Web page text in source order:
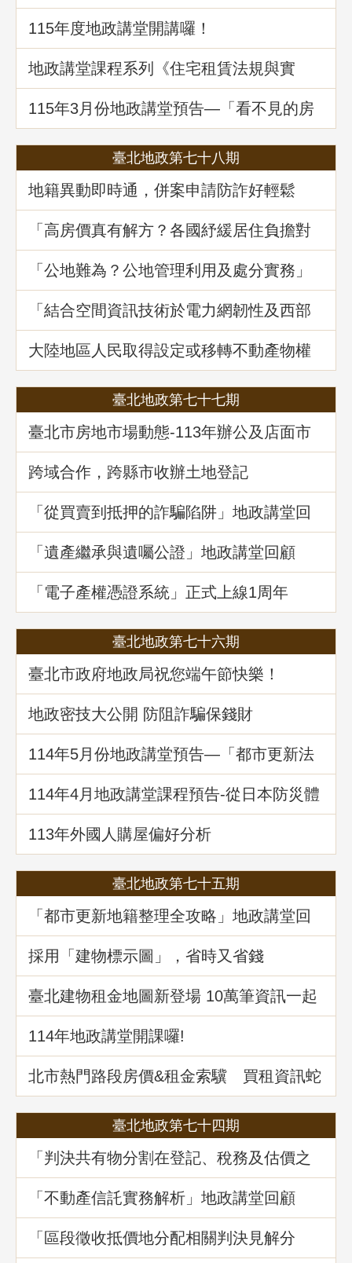
115年度地政講堂開講囉！
地政講堂課程系列《住宅租賃法規與實
務》回顧
115年3⽉份地政講堂預告—「看不見的房
屋大盜：揭開不動產詐騙的五大陰謀」
臺北地政第七十八期
地籍異動即時通，併案申請防詐好輕鬆
「高房價真有解方？各國紓緩居住負擔對
策與臺灣房市前景展望」地政講堂回顧
「公地難為？公地管理利用及處分實務」
地政講堂回顧
「結合空間資訊技術於電力網韌性及西部
海域離岸風力發電選址風險分析」地政講
堂回顧
大陸地區人民取得設定或移轉不動產物權
之許可及管理
臺北地政第七十七期
臺北市房地市場動態-113年辦公及店面市
場
跨域合作，跨縣市收辦土地登記
「從買賣到抵押的詐騙陷阱」地政講堂回
顧
「遺產繼承與遺囑公證」地政講堂回顧
「電子產權憑證系統」正式上線1周年
臺北地政第七十六期
臺北市政府地政局祝您端午節快樂！
地政密技大公開 防阻詐騙保錢財
114年5⽉份地政講堂預告—「都市更新法
理與實務」
114年4月地政講堂課程預告-從日本防災體
系看台灣的減災與建物更新重建
113年外國人購屋偏好分析
臺北地政第七十五期
「都市更新地籍整理全攻略」地政講堂回
顧
採用「建物標示圖」，省時又省錢
臺北建物租金地圖新登場 10萬筆資訊一起
升級
114年地政講堂開課囉!
北市熱門路段房價&租金索驥 買租資訊蛇
麼都有
臺北地政第七十四期
「判決共有物分割在登記、稅務及估價之
爭議問題」地政講堂回顧
「不動產信託實務解析」地政講堂回顧
「區段徵收抵價地分配相關判決見解分
析」地政講堂回顧